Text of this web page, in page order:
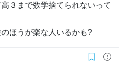
３まで数学捨てられないって
ほうが楽な人いるかも?